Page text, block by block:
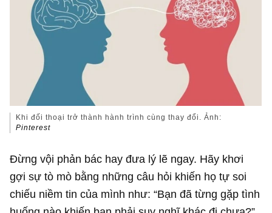
Khi đối thoại trở thành hành trình cùng thay đổi. Ảnh:
Pinterest
Đừng vội phản bác hay đưa lý lẽ ngay. Hãy khơi
gợi sự tò mò bằng những câu hỏi khiến họ tự soi
chiếu niềm tin của mình như: “Bạn đã từng gặp tình